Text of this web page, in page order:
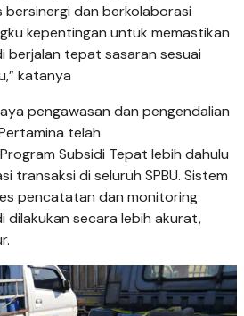
bersinergi dan berkolaborasi
kepentingan untuk memastikan
berjalan tepat sasaran sesuai
katanya
pengawasan dan pengendalian
telah
Subsidi Tepat lebih dahulu
transaksi di seluruh SPBU. Sistem
pencatatan dan monitoring
dilakukan secara lebih akurat,